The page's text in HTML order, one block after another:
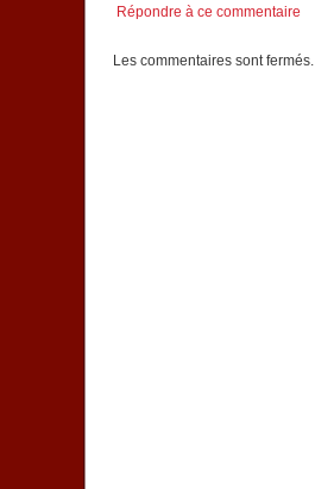
Répondre à ce commentaire
Les commentaires sont fermés.